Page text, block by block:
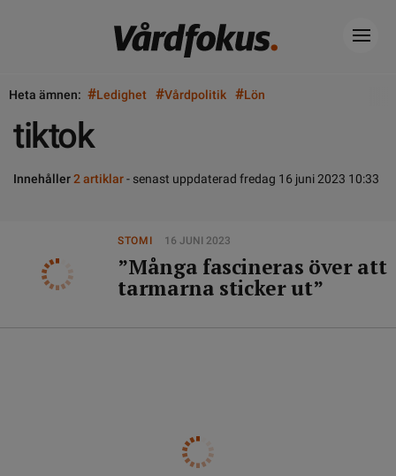
Heta ämnen: #Ledighet #Vårdpolitik #Lön
tiktok
Innehåller2 artiklar- senast uppdaterad fredag 16 juni 2023 10:33
STOMI 16 JUNI 2023
”Många fascineras över att
tarmarna sticker ut”